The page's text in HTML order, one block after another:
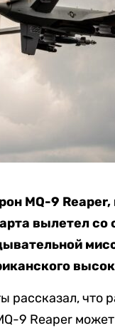
MQ-9
вылетел
рассказал,
9 Reaper